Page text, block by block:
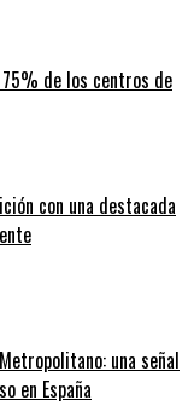
de los centros de
con una destacada
una señal
en España